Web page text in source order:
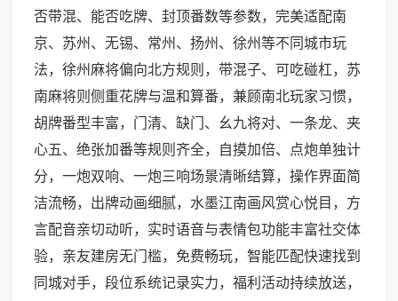
否带混、能否吃牌、封顶番数等参数，完美适配南
京、苏州、无锡、常州、扬州、徐州等不同城市玩
法，徐州麻将偏向北方规则，带混子、可吃碰杠，苏
南麻将则侧重花牌与温和算番，兼顾南北玩家习惯，
胡牌番型丰富，门清、缺门、幺九将对、一条龙、夹
心五、绝张加番等规则齐全，自摸加倍、点炮单独计
分，一炮双响、一炮三响场景清晰结算，操作界面简
洁流畅，出牌动画细腻，水墨江南画风赏心悦目，方
言配音亲切动听，实时语音与表情包功能丰富社交体
验，亲友建房无门槛，免费畅玩，智能匹配快速找到
同城对手，段位系统记录实力，福利活动持续放送，